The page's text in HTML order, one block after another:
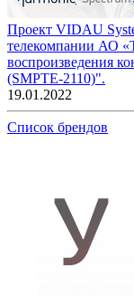
Проект VIDAU
телекомпании АО
воспроизведения
(SMPTE-2110)".
19.01.2022
Список брендов